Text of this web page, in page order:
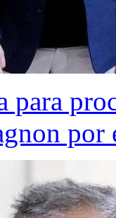
para
por